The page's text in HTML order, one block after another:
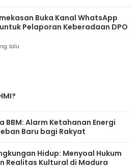
Buka Kanal WhatsApp
Pelaporan Keberadaan DPO
lalu
BBM: Alarm Ketahanan Energi
Baru bagi Rakyat
Hidup: Menyoal Hukum
Realitas Kultural di Madura